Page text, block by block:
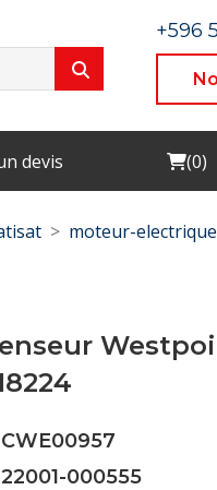
+596
devis Cart
(0)
moteur-electrique
000555